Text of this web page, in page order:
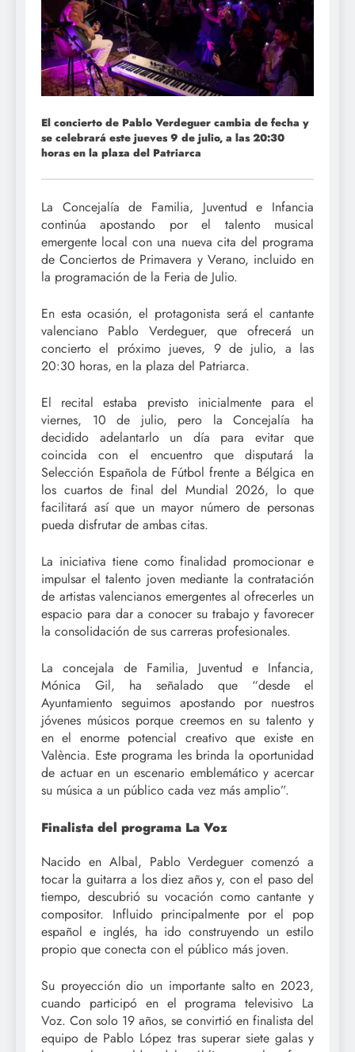
El concierto de Pablo Verdeguer cambia de fecha y
se celebrará este jueves 9 de julio, a las 20:30
horas en la plaza del Patriarca
La Concejalía de Familia, Juventud e Infancia
continúa apostando por el talento musical
emergente local con una nueva cita del programa
de Conciertos de Primavera y Verano, incluido en
la programación de la Feria de Julio.
En esta ocasión, el protagonista será el cantante
valenciano Pablo Verdeguer, que ofrecerá un
concierto el próximo jueves, 9 de julio, a las
20:30 horas, en la plaza del Patriarca.
El recital estaba previsto inicialmente para el
viernes, 10 de julio, pero la Concejalía ha
decidido adelantarlo un día para evitar que
coincida con el encuentro que disputará la
Selección Española de Fútbol frente a Bélgica en
los cuartos de final del Mundial 2026, lo que
facilitará así que un mayor número de personas
pueda disfrutar de ambas citas.
La iniciativa tiene como finalidad promocionar e
impulsar el talento joven mediante la contratación
de artistas valencianos emergentes al ofrecerles un
espacio para dar a conocer su trabajo y favorecer
la consolidación de sus carreras profesionales.
La concejala de Familia, Juventud e Infancia,
Mónica Gil, ha señalado que “desde el
Ayuntamiento seguimos apostando por nuestros
jóvenes músicos porque creemos en su talento y
en el enorme potencial creativo que existe en
València. Este programa les brinda la oportunidad
de actuar en un escenario emblemático y acercar
su música a un público cada vez más amplio”.
Finalista del programa La Voz
Nacido en Albal, Pablo Verdeguer comenzó a
tocar la guitarra a los diez años y, con el paso del
tiempo, descubrió su vocación como cantante y
compositor. Influido principalmente por el pop
español e inglés, ha ido construyendo un estilo
propio que conecta con el público más joven.
Su proyección dio un importante salto en 2023,
cuando participó en el programa televisivo La
Voz. Con solo 19 años, se convirtió en finalista del
equipo de Pablo López tras superar siete galas y